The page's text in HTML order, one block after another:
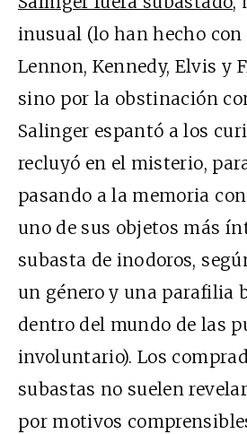
inusual (lo han hecho
Lennon, Kennedy, Elvis y
sino por la obstinación
Salinger espantó a los
recluyó en el misterio,
pasando a la memoria
uno de sus objetos más
subasta de inodoros,
un género y una parafilia
dentro del mundo de las
involuntario). Los
subastas no suelen
por motivos